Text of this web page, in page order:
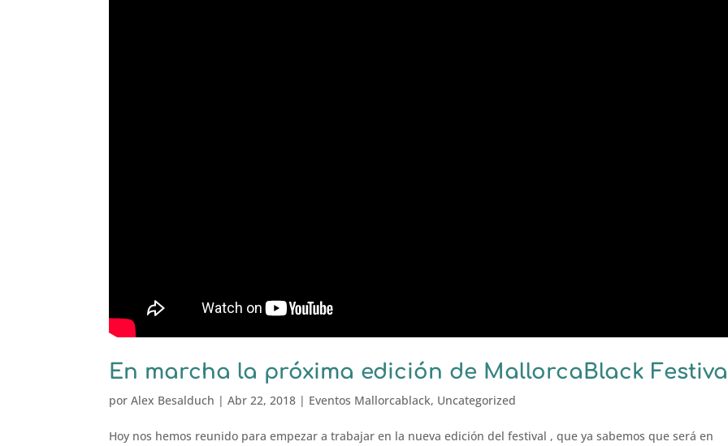
En marcha la próxima edición de MallorcaBlack
porAlex Besalduch |Abr 22, 2018 | Eventos Mallorcablack, Uncategorized
Hoy nos hemos reunido para empezar a trabajar en la nueva edición del festival , que ya sabemos que será en